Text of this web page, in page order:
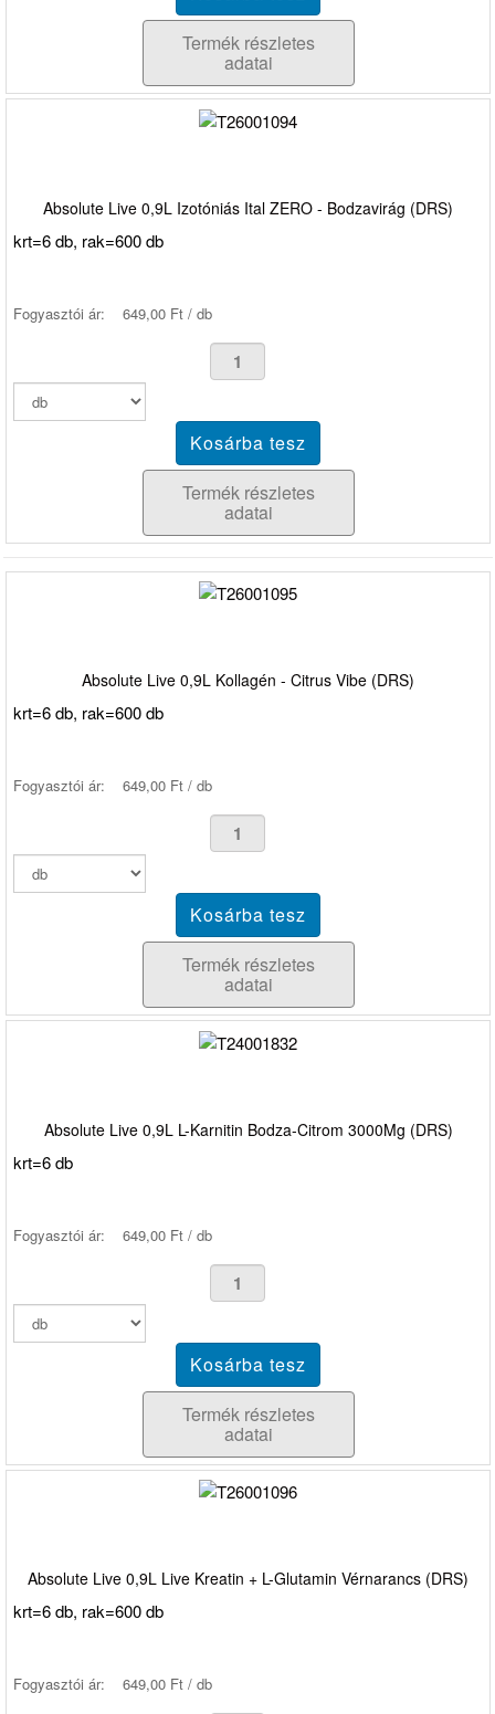
Termék részletes
adatai
Absolute Live 0,9L Izotóniás Ital ZERO - Bodzavirág (DRS)
krt=6 db, rak=600 db
Fogyasztói ár: 649,00 Ft / db
Termék részletes
adatai
Absolute Live 0,9L Kollagén - Citrus Vibe (DRS)
krt=6 db, rak=600 db
Fogyasztói ár: 649,00 Ft / db
Termék részletes
adatai
Absolute Live 0,9L L-Karnitin Bodza-Citrom 3000Mg (DRS)
krt=6 db
Fogyasztói ár: 649,00 Ft / db
Termék részletes
adatai
Absolute Live 0,9L Live Kreatin + L-Glutamin Vérnarancs (DRS)
krt=6 db, rak=600 db
Fogyasztói ár: 649,00 Ft / db